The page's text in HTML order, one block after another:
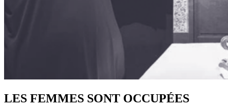
LES FEMMES SONT OCCUPÉES